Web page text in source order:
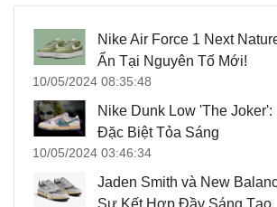
Nike Air Force 1 Next
Ẩn Tại Nguyên Tố Mới!
10/05/2024 08:35:48
Nike Dunk Low 'The Joker':
Đặc Biệt Tỏa Sáng
10/05/2024 03:46:34
Jaden Smith và New
Sự Kết Hợp Đầy Sáng Tạo